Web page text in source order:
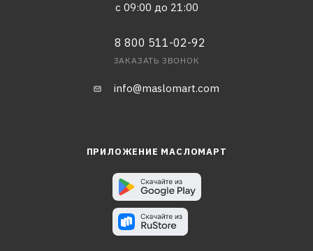
с 09:00 до 21:00
8 800 511-02-92
ЗАКАЗАТЬ ЗВОНОК
info@maslomart.com
ПРИЛОЖЕНИЕ МАСЛОМАРТ